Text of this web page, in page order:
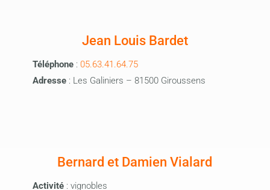
Jean Louis Bardet
Téléphone: 05.63.41.64.75
Adresse : Les Galiniers – 81500 Giroussens
Bernard et Damien Vialard
Activité : vignobles